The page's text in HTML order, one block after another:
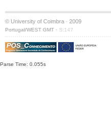
© University of Coimbra · 2009
Portugal/WEST GMT · S:147
Parse Time: 0.055s